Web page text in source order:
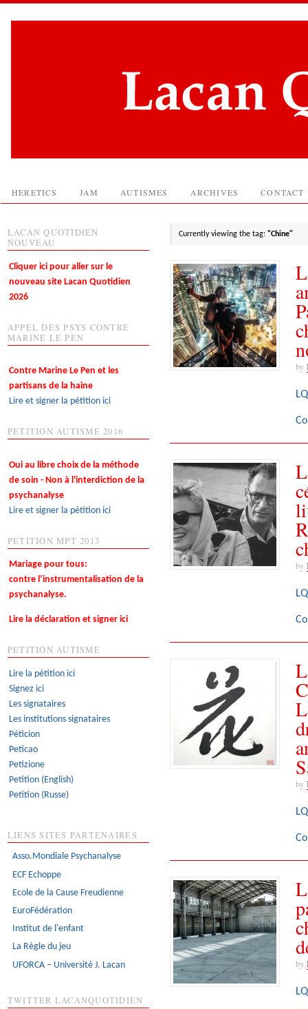
HERETICS JAM AUTISMES ARCHIVES CONTACT
Currently viewing the tag: "Chine"
by
by
by
by
LACAN QUOTIDIEN
NOUVEAU
Cliquer ici pour aller sur le
nouveau site Lacan Quotidien
2026
APPEL DES PSYS CONTRE
MARINE LE PEN
Contre Marine Le Pen et les
partisans de la haine
Lire et signer la pétition ici
PETITION AUTISME 2016
Oui au libre choix de la méthode
de soin - Non à l'interdiction de la
psychanalyse
Lire et signer la pétition ici
PETITION MPT 2013
Mariage pour tous:
contre l’instrumentalisation de la
psychanalyse.
Lire la déclaration et signer ici
PETITION AUTISME
Lire la pétition ici
Signez ici
Les signataires
Les institutions signataires
Péticion
Peticao
Petizione
Petition (English)
Petition (Russe)
LIENS SITES PARTENAIRES
Asso.Mondiale Psychanalyse
ECF Echoppe
Ecole de la Cause Freudienne
EuroFédération
Institut de l'enfant
La Règle du jeu
UFORCA – Université J. Lacan
TWITTER LACANQUOTIDIEN